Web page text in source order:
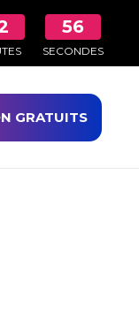
55
SECONDES
GRATUITS